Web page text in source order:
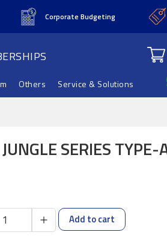
Corporate Budgeting
Others Service & Solutions
SERIES
Add to cart